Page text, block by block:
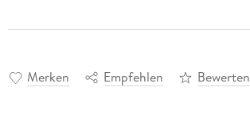
Merken Empfehlen Bewerten